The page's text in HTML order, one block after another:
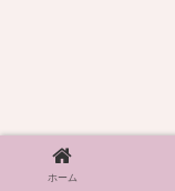
ホーム